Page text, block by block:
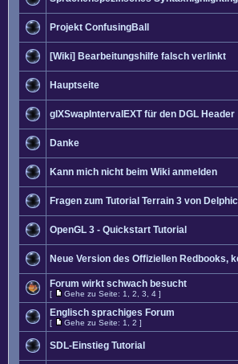
Projekt ConfusingBall
[Wiki] Bearbeitungshilfe falsch verlinkt
Hauptseite
glXSwapIntervalEXT für den DGL Header
Danke
Kann mich nicht beim Wiki anmelden
Fragen zum Tutorial Terrain 3 von Delphic
OpenGL 3 - Quickstart Tutorial
Neue Version des Offiziellen Redbooks,
Forum wirkt schwach besucht
[ Gehe zu Seite: 1 2 3 4 ]
Englisch sprachiges Forum
[ Gehe zu Seite: 1 2 ]
SDL-Einstieg Tutorial